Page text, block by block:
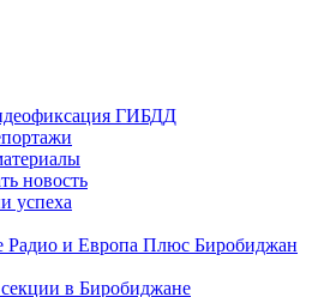
ГИБДД
новость
успеха
Радио и Европа Плюс Биробиджан
в Биробиджане